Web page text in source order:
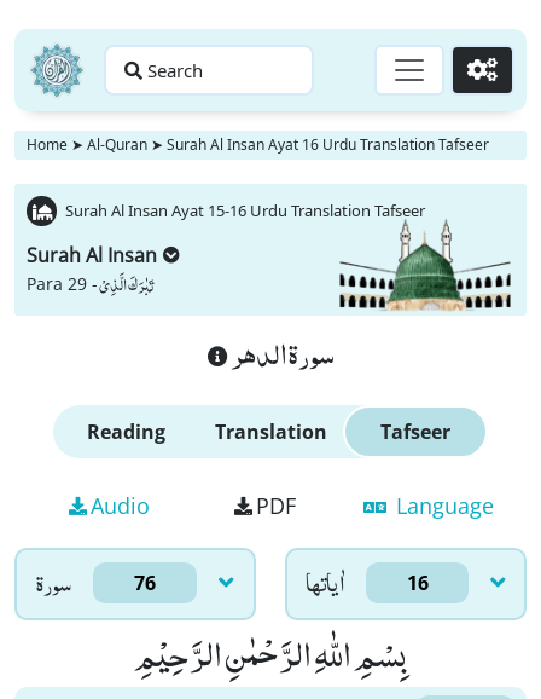
Search Go
Home ➤ Al-Quran ➤ Surah Al Insan Ayat 16 Urdu Translation Tafseer
Surah Al Insan Ayat 15-16 Urdu Translation Tafseer
Surah Al Insan
Para 29 -تَبٰرَكَ الَّذِیْ
سورة الدهر
Reading Translation Tafseer
Audio PDF Language
سورۃ 76 اٰياتها 16
بِسْمِ اللّٰهِ الرَّحْمٰنِ الرَّحِیْمِ